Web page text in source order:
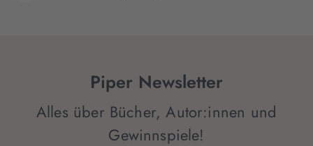
Piper Newsletter
Alles über Bücher, Autor:innen und
Gewinnspiele!